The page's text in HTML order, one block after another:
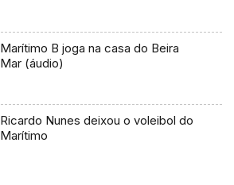
Marítimo B joga na casa do Beira
Mar (áudio)
Ricardo Nunes deixou o voleibol do
Marítimo